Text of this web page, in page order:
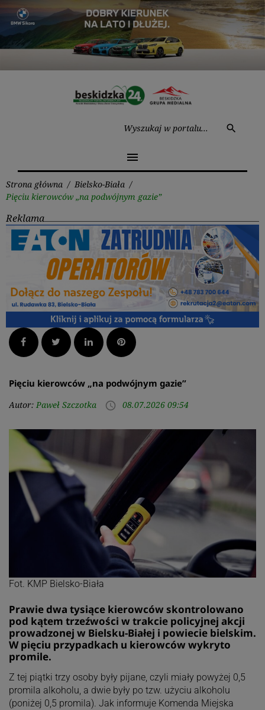
Przejdź
treści
search
menu
Strona główna / Bielsko-Biała /
Pięciu kierowców „na podwójnym gazie”
Reklama
Facebook Twitter LinkedInPinterest
Pięciu kierowców „na podwójnym gazie”
Autor: Paweł Szczotka access_time 08.07.2026 09:54
Fot. KMP Bielsko-Biała
Prawie dwa tysiące kierowców skontrolowano
pod kątem trzeźwości w trakcie policyjnej akcji
prowadzonej w Bielsku-Białej i powiecie bielskim.
W pięciu przypadkach u kierowców wykryto
promile.
Z tej piątki trzy osoby były pijane, czyli miały powyżej 0,5
promila alkoholu, a dwie były po tzw. użyciu alkoholu
(poniżej 0,5 promila). Jak informuje Komenda Miejska